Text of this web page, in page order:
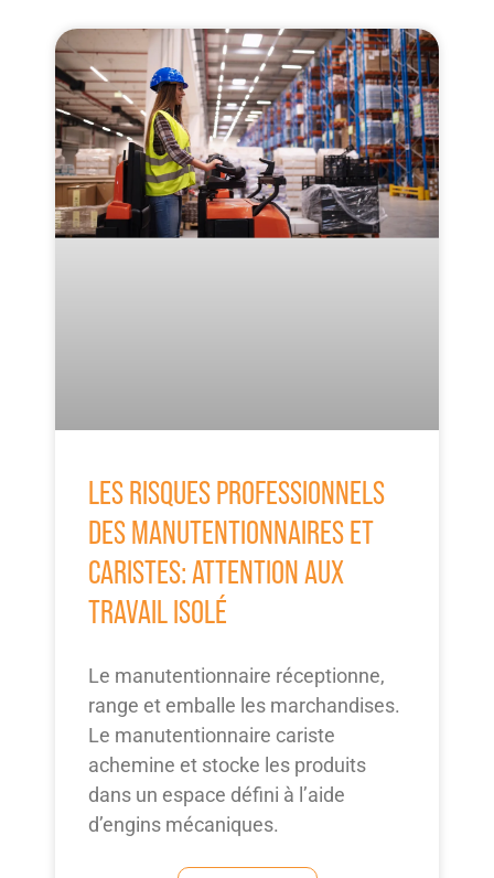
LES RISQUES PROFESSIONNELS
DES MANUTENTIONNAIRES ET
CARISTES: ATTENTION AUX
TRAVAIL ISOLÉ
Le manutentionnaire réceptionne,
range et emballe les marchandises.
Le manutentionnaire cariste
achemine et stocke les produits
dans un espace défini à l’aide
d’engins mécaniques.